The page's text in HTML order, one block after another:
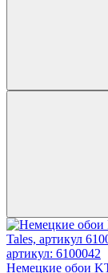
артикул: 6100042
Немецкие обои